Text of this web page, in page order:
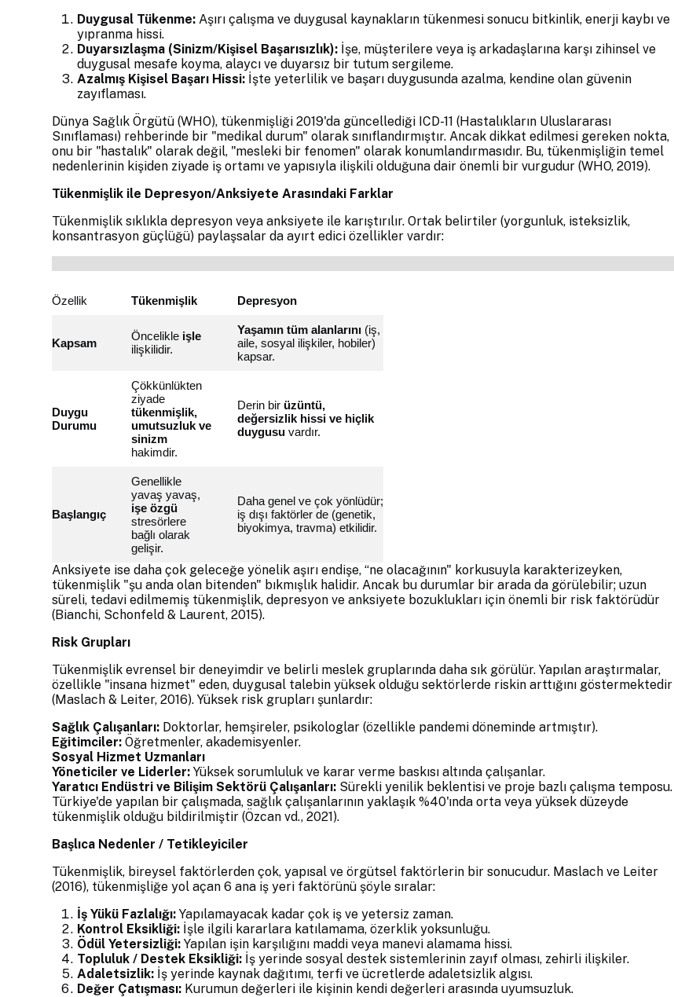
Duygusal Tükenme: Aşırı çalışma ve duygusal kaynakların tükenmesi sonucu bitkinlik, enerji kaybı ve
yıpranma hissi.
Duyarsızlaşma (Sinizm/Kişisel Başarısızlık): İşe, müşterilere veya iş arkadaşlarına karşı zihinsel ve
duygusal mesafe koyma, alaycı ve duyarsız bir tutum sergileme.
Azalmış Kişisel Başarı Hissi: İşte yeterlilik ve başarı duygusunda azalma, kendine olan güvenin
zayıflaması.
Dünya Sağlık Örgütü (WHO), tükenmişliği 2019'da güncellediği ICD-11 (Hastalıkların Uluslararası
Sınıflaması) rehberinde bir "medikal durum" olarak sınıflandırmıştır. Ancak dikkat edilmesi gereken nokta,
onu bir "hastalık" olarak değil, "mesleki bir fenomen" olarak konumlandırmasıdır. Bu, tükenmişliğin temel
nedenlerinin kişiden ziyade iş ortamı ve yapısıyla ilişkili olduğuna dair önemli bir vurgudur (WHO, 2019).
Tükenmişlik ile Depresyon/Anksiyete Arasındaki Farklar
Tükenmişlik sıklıkla depresyon veya anksiyete ile karıştırılır. Ortak belirtiler (yorgunluk, isteksizlik,
konsantrasyon güçlüğü) paylaşsalar da ayırt edici özellikler vardır:
Özellik Tükenmişlik Depresyon
Kapsam
Öncelikle işle
ilişkilidir.
Yaşamın tüm alanlarını (iş,
aile, sosyal ilişkiler, hobiler)
kapsar.
Duygu
Durumu
Çökkünlükten
ziyade
tükenmişlik,
umutsuzluk ve
sinizm
hakimdir.
Derin bir üzüntü,
değersizlik hissi ve hiçlik
duygusu vardır.
Başlangıç
Genellikle
yavaş yavaş,
işe özgü
stresörlere
bağlı olarak
gelişir.
Daha genel ve çok yönlüdür;
iş dışı faktörler de (genetik,
biyokimya, travma) etkilidir.
Anksiyete ise daha çok geleceğe yönelik aşırı endişe, “ne olacağının" korkusuyla karakterizeyken,
tükenmişlik "şu anda olan bitenden" bıkmışlık halidir. Ancak bu durumlar bir arada da görülebilir; uzun
süreli, tedavi edilmemiş tükenmişlik, depresyon ve anksiyete bozuklukları için önemli bir risk faktörüdür
(Bianchi, Schonfeld & Laurent, 2015).
Risk Grupları
Tükenmişlik evrensel bir deneyimdir ve belirli meslek gruplarında daha sık görülür. Yapılan araştırmalar,
özellikle "insana hizmet" eden, duygusal talebin yüksek olduğu sektörlerde riskin arttığını göstermektedir
(Maslach & Leiter, 2016). Yüksek risk grupları şunlardır:
Sağlık Çalışanları: Doktorlar, hemşireler, psikologlar (özellikle pandemi döneminde artmıştır).
Eğitimciler: Öğretmenler, akademisyenler.
Sosyal Hizmet Uzmanları
Yöneticiler ve Liderler: Yüksek sorumluluk ve karar verme baskısı altında çalışanlar.
Yaratıcı Endüstri ve Bilişim Sektörü Çalışanları: Sürekli yenilik beklentisi ve proje bazlı çalışma temposu.
Türkiye'de yapılan bir çalışmada, sağlık çalışanlarının yaklaşık %40'ında orta veya yüksek düzeyde
tükenmişlik olduğu bildirilmiştir (Özcan vd., 2021).
Başlıca Nedenler / Tetikleyiciler
Tükenmişlik, bireysel faktörlerden çok, yapısal ve örgütsel faktörlerin bir sonucudur. Maslach ve Leiter
(2016), tükenmişliğe yol açan 6 ana iş yeri faktörünü şöyle sıralar:
İş Yükü Fazlalığı: Yapılamayacak kadar çok iş ve yetersiz zaman.
Kontrol Eksikliği: İşle ilgili kararlara katılamama, özerklik yoksunluğu.
Ödül Yetersizliği: Yapılan işin karşılığını maddi veya manevi alamama hissi.
Topluluk / Destek Eksikliği: İş yerinde sosyal destek sistemlerinin zayıf olması, zehirli ilişkiler.
Adaletsizlik: İş yerinde kaynak dağıtımı, terfi ve ücretlerde adaletsizlik algısı.
Değer Çatışması: Kurumun değerleri ile kişinin kendi değerleri arasında uyumsuzluk.